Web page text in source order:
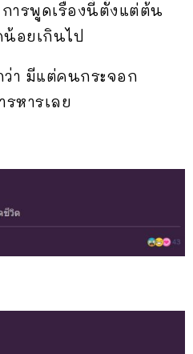
ารพูดเรื่องนี้ตั้งแต่ต้น
อยเกินไป
า มีแต่คนกระจอก
หารเลย